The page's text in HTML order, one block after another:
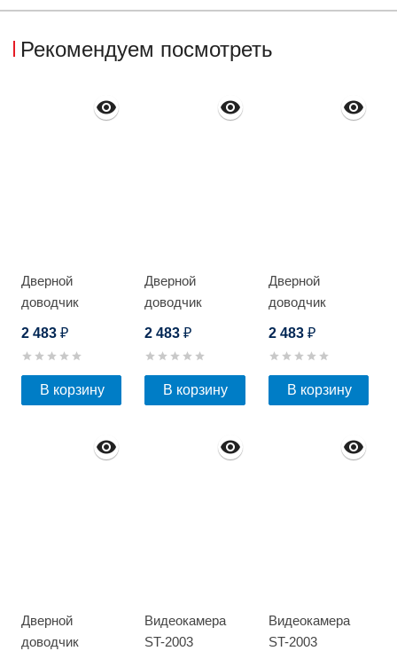
Рекомендуем посмотреть
Дверной
доводчик
2 483 ₽
В корзину
Дверной
доводчик
2 483₽
В корзину
Дверной
доводчик
2 483 ₽
В корзину
Дверной
доводчик
Видеокамера
ST-2003
Видеокамера
ST-2003